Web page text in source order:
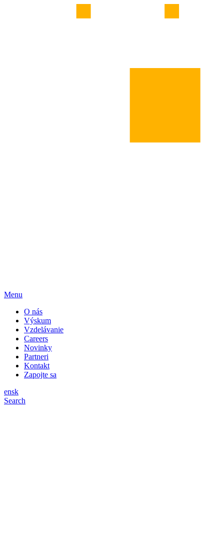
Menu
O nás
Výskum
Vzdelávanie
Careers
Novinky
Partneri
Kontakt
Zapojte sa
ensk
Search